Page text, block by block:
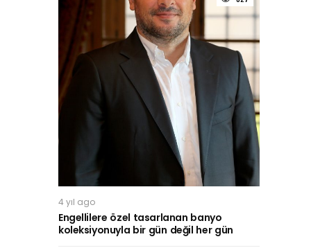
4 yıl ago
Engellilere özel tasarlanan banyo
koleksiyonuyla bir gün değil her gün